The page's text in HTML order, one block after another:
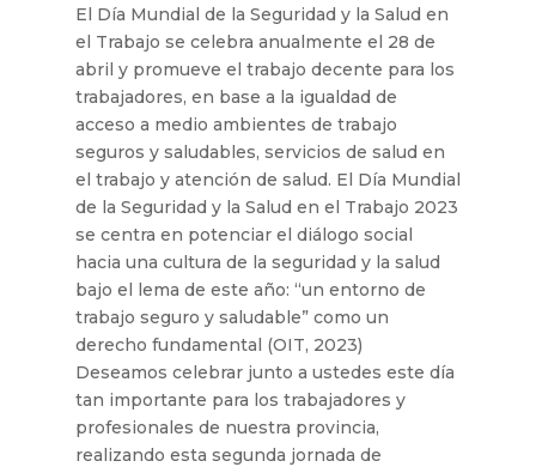
El Día Mundial de la Seguridad y la Salud en
el Trabajo se celebra anualmente el 28 de
abril y promueve el trabajo decente para los
trabajadores, en base a la igualdad de
acceso a medio ambientes de trabajo
seguros y saludables, servicios de salud en
el trabajo y atención de salud. El Día Mundial
de la Seguridad y la Salud en el Trabajo 2023
se centra en potenciar el diálogo social
hacia una cultura de la seguridad y la salud
bajo el lema de este año: “un entorno de
trabajo seguro y saludable” como un
derecho fundamental (OIT, 2023)
Deseamos celebrar junto a ustedes este día
tan importante para los trabajadores y
profesionales de nuestra provincia,
realizando esta segunda jornada de